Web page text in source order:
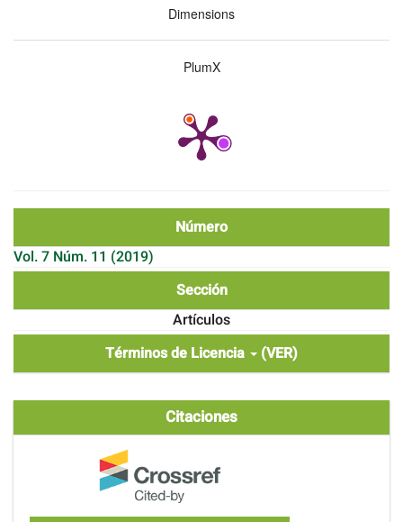
Dimensions
PlumX
Número
Vol. 7 Núm. 11 (2019)
Sección
Artículos
Términos de Licencia
(VER)
Citaciones